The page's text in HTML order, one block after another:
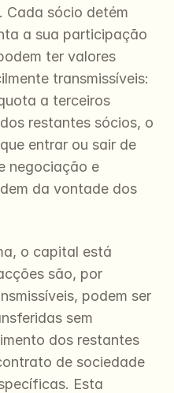
Cada sócio detém
a sua participação
ter valores
transmissíveis:
a terceiros
restantes sócios, o
entrar ou sair de
negociação e
da vontade dos
o capital está
são, por
podem ser
sem
dos restantes
de sociedade
Esta